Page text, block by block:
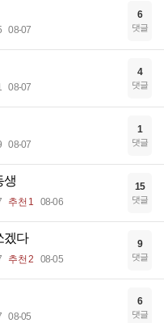
08-07
6
댓글
08-07
4
댓글
08-07
1
댓글
생
추천 1 08-06
15
댓글
겠다
추천 2 08-05
9
댓글
08-05
6
댓글